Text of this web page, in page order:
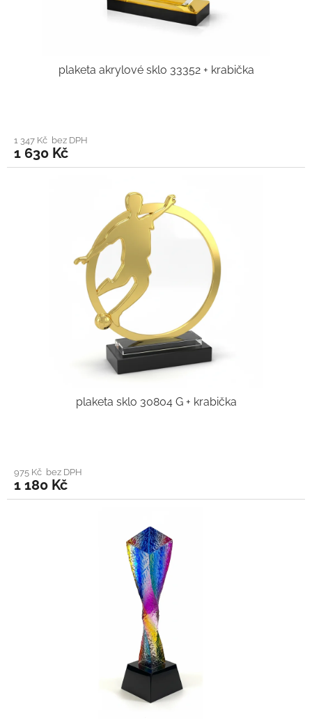
plaketa akrylové sklo 33352 + krabička
1 347 Kč bez DPH
1 630 Kč
plaketa sklo 30804 G + krabička
975 Kč bez DPH
1 180 Kč